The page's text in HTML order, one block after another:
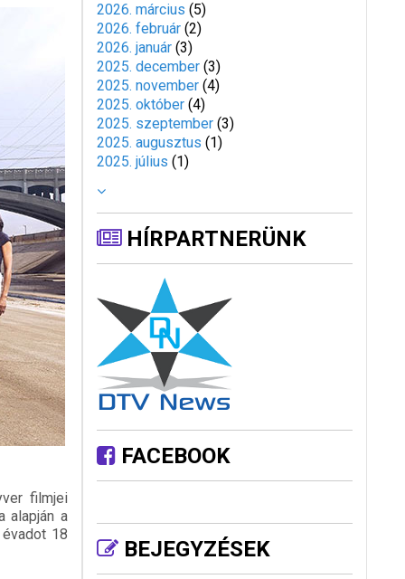
filmjei
alapján a
18
2026. március (5)
2026. február (2)
2026. január (3)
2025. december (3)
2025. november (4)
2025. október (4)
2025. szeptember (3)
2025. augusztus (1)
2025. július (1)
HÍRPARTNERÜNK
FACEBOOK
BEJEGYZÉSEK